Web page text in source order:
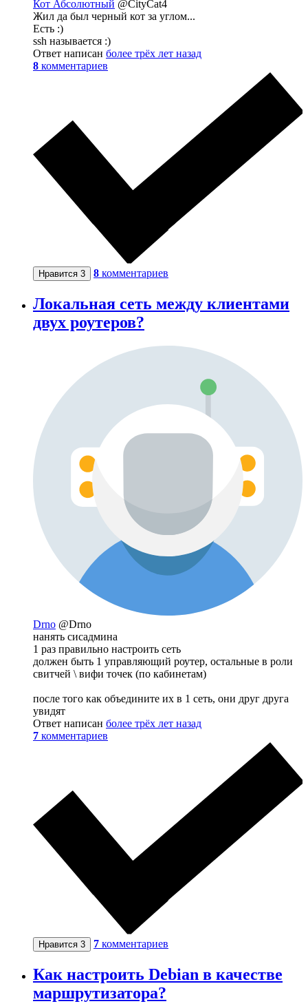
Кот Абсолютный @CityCat4
Жил да был черный кот за углом...
Есть :)
ssh называется :)
Ответ написан более трёх лет назад
8 комментариев
Нравится 3 8 комментариев
Локальная сеть между клиентами
двух роутеров?
Drno @Drno
нанять сисадмина
1 раз правильно настроить сеть
должен быть 1 управляющий роутер, остальные в роли
свитчей \ вифи точек (по кабинетам)
после того как объедините их в 1 сеть, они друг друга
увидят
Ответ написан более трёх лет назад
7 комментариев
Нравится 3 7 комментариев
Как настроить Debian в качестве
маршрутизатора?